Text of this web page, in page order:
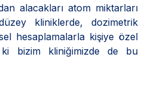
alacakları atom miktarları
kliniklerde, dozimetrik
hesaplamalarla kişiye özel
ki bizim kliniğimizde de bu